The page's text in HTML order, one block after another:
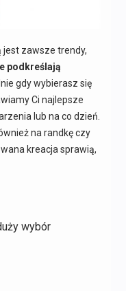
jest zawsze trendy,
podkreślają
gdy wybierasz się
Ci najlepsze
lub na co dzień.
na randkę czy
kreacja sprawią,
wybór